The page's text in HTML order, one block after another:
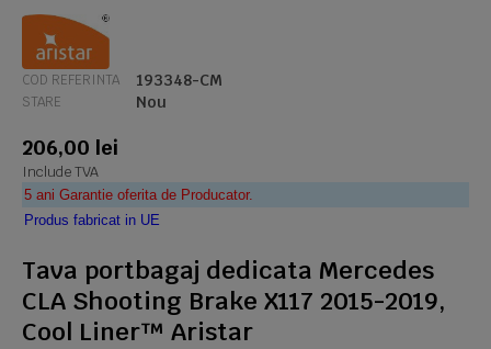
COD REFERINTA 193348-CM
STARE Nou
206,00 lei
Include TVA
5 ani Garantie oferita de Producator.
Produs fabricat in UE
Tava portbagaj dedicata Mercedes
CLA Shooting Brake X117 2015-2019,
Cool Liner™ Aristar